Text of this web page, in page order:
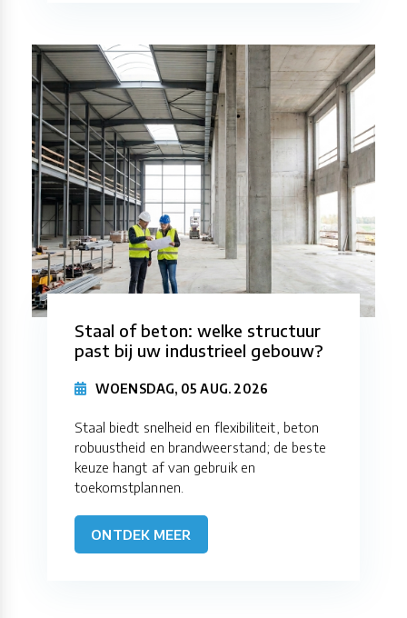
Staal of beton: welke structuur
past bij uw industrieel gebouw?
WOENSDAG, 05 AUG. 2026
Staal biedt snelheid en flexibiliteit, beton
robuustheid en brandweerstand; de beste
keuze hangt af van gebruik en
toekomstplannen.
ONTDEK MEER